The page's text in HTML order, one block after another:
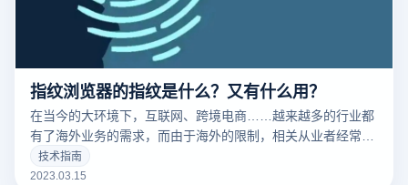
指纹浏览器的指纹是什么？又有什么用？
在当今的大环境下，互联网、跨境电商……越来越多的行业都
有了海外业务的需求，而由于海外的限制，相关从业者经常要
针对不同的工作内容用到不同的IP，这时候便要用到指纹浏览
器。要清楚的了解什么是指纹浏览器之前，我们需要知道什么
技术指南
2023.03.15